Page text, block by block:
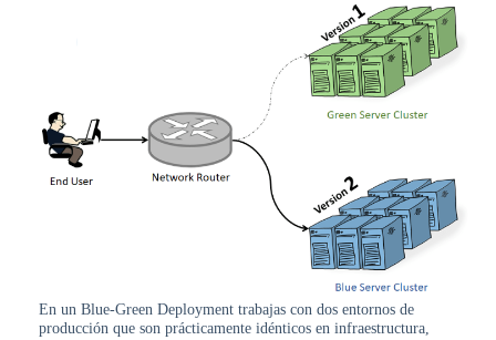
En un Blue-Green Deployment trabajas con dos entornos de
producción que son prácticamente idénticos en infraestructura,